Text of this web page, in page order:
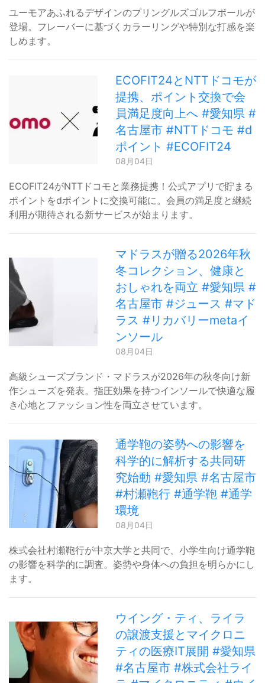
ユーモアあふれるデザインのプリングルズゴルフボールが
登場。フレーバーに基づくカラーリングや特別な打感を楽
しめます。
ECOFIT24とNTTドコモが
提携、ポイント交換で会
員満足度向上へ #愛知県 #
名古屋市 #NTTドコモ #d
ポイント #ECOFIT24
08月04日
ECOFIT24がNTTドコモと業務提携！公式アプリで貯まる
ポイントをdポイントに交換可能に。会員の満足度と継続
利用が期待される新サービスが始まります。
マドラスが贈る2026年秋
冬コレクション、健康と
おしゃれを両立 #愛知県 #
名古屋市 #ジュース #マド
ラス #リカバリーmetaイ
ンソール
08月04日
高級シューズブランド・マドラスが2026年の秋冬向け新
作シューズを発表。指圧効果を持つインソールで快適な履
き心地とファッション性を両立させています。
通学鞄の姿勢への影響を
科学的に解析する共同研
究始動 #愛知県 #名古屋市
#村瀬鞄行 #通学鞄 #通学
環境
08月04日
株式会社村瀬鞄行が中京大学と共同で、小学生向け通学鞄
の影響を科学的に調査。姿勢や身体への負担を明らかにし
ます。
ウイング・ティ、ライラ
の譲渡支援とマイクロニ
ティの医療IT展開 #愛知県
#名古屋市 #株式会社ライ